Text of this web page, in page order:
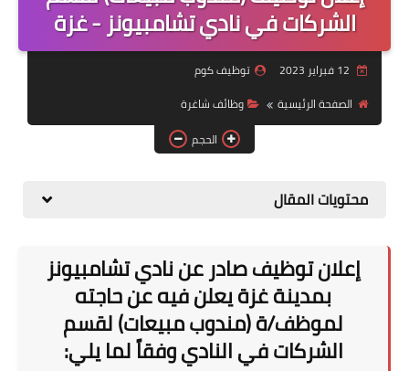
منوعات
نماذج سيرة ذاتية
الشركات في نادي تشامبيونز - غزة
توظيف كوم
الصفحة الرئيسية
وظائف شاغرة
الحجم
محتويات المقال
إعلان توظيف صادر عن نادي تشامبيونز
بمدينة غزة يعلن فيه عن حاجته
لموظف/ة (مندوب مبيعات) لقسم
الشركات في النادي وفقاً لما يلي: